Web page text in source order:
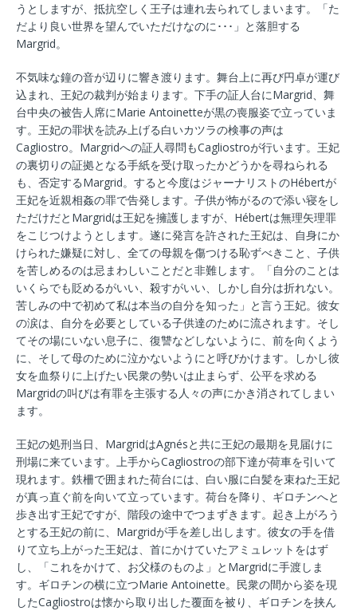
うとしますが、抵抗空しく王子は連れ去られてしまいます。「た
だより良い世界を望んでいただけなのに･･･」と落胆する
Margrid。
不気味な鐘の音が辺りに響き渡ります。舞台上に再び円卓が運び
込まれ、王妃の裁判が始まります。下手の証人台にMargrid、舞
台中央の被告人席にMarie Antoinetteが黒の喪服姿で立っていま
す。王妃の罪状を読み上げる白いカツラの検事の声は
Cagliostro。Margridへの証人尋問もCagliostroが行います。王妃
の裏切りの証拠となる手紙を受け取ったかどうかを尋ねられる
も、否定するMargrid。すると今度はジャーナリストのHébertが
王妃を近親相姦の罪で告発します。子供が怖がるので添い寝をし
ただけだとMargridは王妃を擁護しますが、Hébertは無理矢理罪
をこじつけようとします。遂に発言を許された王妃は、自身にか
けられた嫌疑に対し、全ての母親を傷つける恥ずべきこと、子供
を苦しめるのは忌まわしいことだと非難します。「自分のことは
いくらでも貶めるがいい、殺すがいい、しかし自分は折れない。
苦しみの中で初めて私は本当の自分を知った」と言う王妃。彼女
の涙は、自分を必要としている子供達のために流されます。そし
てその場にいない息子に、復讐などしないように、前を向くよう
に、そして母のために泣かないようにと呼びかけます。しかし彼
女を血祭りに上げたい民衆の勢いは止まらず、公平を求める
Margridの叫びは有罪を主張する人々の声にかき消されてしまい
ます。
王妃の処刑当日、MargridはAgnésと共に王妃の最期を見届けに
刑場に来ています。上手からCagliostroの部下達が荷車を引いて
現れます。鉄柵で囲まれた荷台には、白い服に白髪を束ねた王妃
が真っ直ぐ前を向いて立っています。荷台を降り、ギロチンへと
歩き出す王妃ですが、階段の途中でつまずきます。起き上がろう
とする王妃の前に、Margridが手を差し出します。彼女の手を借
りて立ち上がった王妃は、首にかけていたアミュレットをはず
し、「これをかけて、お父様のものよ」とMargridに手渡しま
す。ギロチンの横に立つMarie Antoinette。民衆の間から姿を現
したCagliostroは懐から取り出した覆面を被り、ギロチンを挟ん